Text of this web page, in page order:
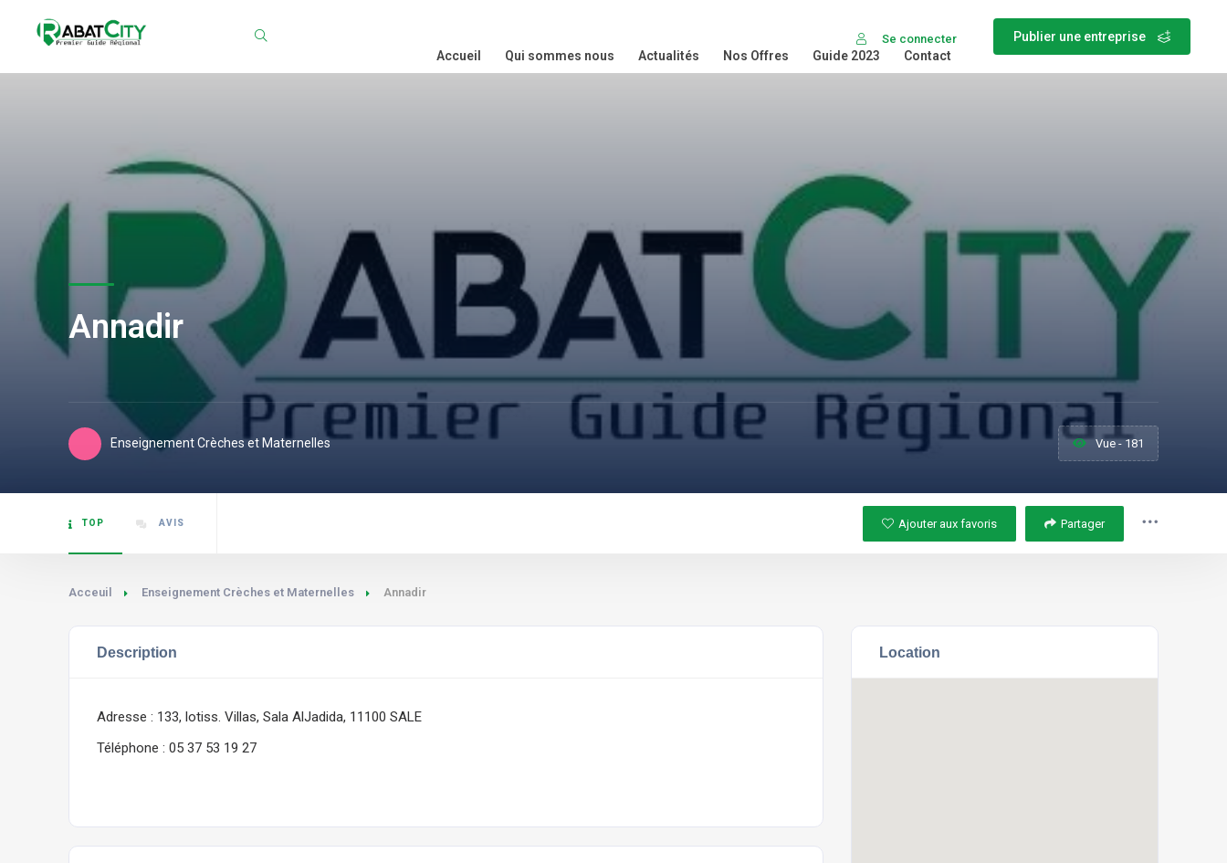
Publier une entreprise
Se connecter
Accueil Qui sommes nous Actualités Nos Offres Guide 2023 Contact
Annadir
Enseignement Crèches et Maternelles Vue - 181
TOP AVIS Ajouter aux favoris Partager
Acceuil Enseignement Crèches et Maternelles Annadir
Description
Adresse : 133, lotiss. Villas, Sala AlJadida, 11100 SALE
Téléphone : 05 37 53 19 27
Location